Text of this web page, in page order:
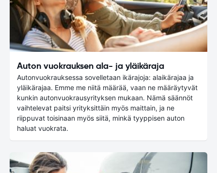
Auton vuokrauksen ala- ja yläikäraja
Autonvuokrauksessa sovelletaan ikärajoja: alaikärajaa ja
yläikärajaa. Emme me niitä määrää, vaan ne määräytyvät
kunkin autonvuokrausyrityksen mukaan. Nämä säännöt
vaihtelevat paitsi yrityksittäin myös maittain, ja ne
riippuvat toisinaan myös siitä, minkä tyyppisen auton
haluat vuokrata.